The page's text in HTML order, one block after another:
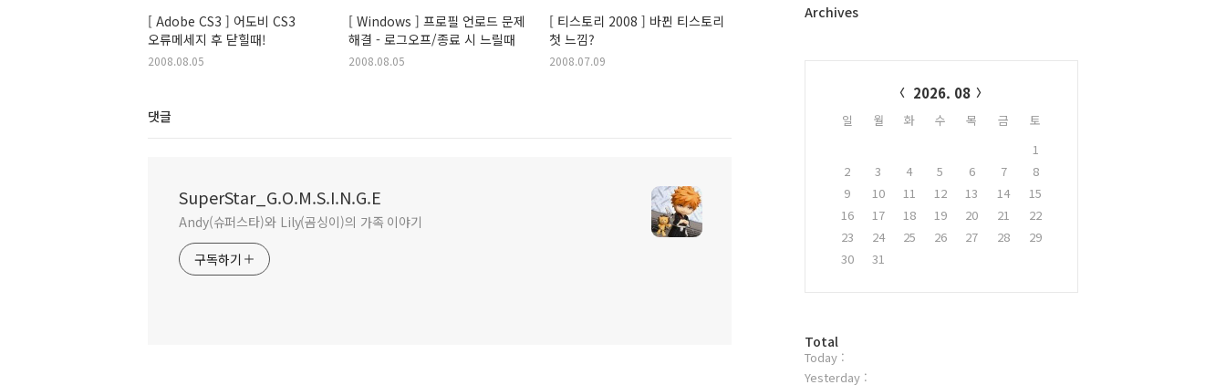
[ Adobe CS3 ] 어도비 CS3
오류메세지 후 닫힐때!
2008.08.05
[ Windows ] 프로필 언로드 문제
해결 - 로그오프/종료 시 느릴때
2008.08.05
[ 티스토리 2008 ] 바뀐 티스토리
첫 느낌?
2008.07.09
댓글
SuperStar_G.O.M.S.I.N.G.E
Andy(슈퍼스타)와 Lily(곰싱이)의 가족 이야기
구독하기
플
Archives
2026. 08
일 월 화 수 목 금
토
1
2
3 4 5 6 7
8
9
10 11 12 13 14
15
16
17 18 19 20 21
22
23
24 25 26 27 28
29
30
31
방
문
자
Total
Today :
Yesterday :